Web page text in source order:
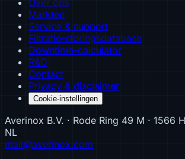
Over ons
Markten
Service & support
Filtratie-storingsdatabase
Downtime-calculator
R&D
Contact
Privacy & disclaimer
Cookie-instellingen
Averinox B.V. · Rode Ring 49 M · 1566
NL
mail@averinox.com